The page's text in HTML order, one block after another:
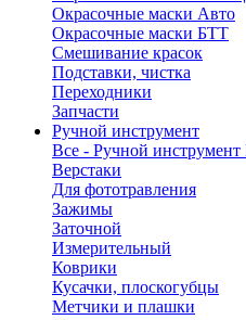
Окрасочные маски Авто
Окрасочные маски БТТ
Смешивание красок
Подставки, чистка
Переходники
Запчасти
Ручной инструмент
Все - Ручной инструмент
Верстаки
Для фототравления
Зажимы
Заточной
Измерительный
Коврики
Кусачки, плоскогубцы
Метчики и плашки